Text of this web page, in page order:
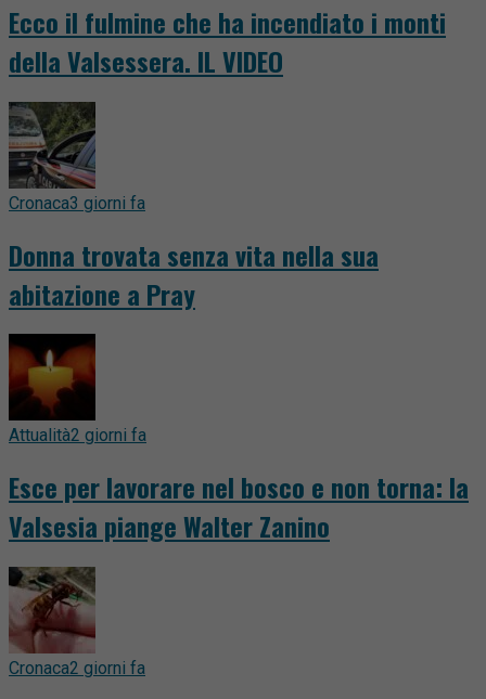
Ecco il fulmine che ha incendiato i monti
della Valsessera. IL VIDEO
Cronaca3 giorni fa
Donna trovata senza vita nella sua
abitazione a Pray
Attualità2 giorni fa
Esce per lavorare nel bosco e non torna: la
Valsesia piange Walter Zanino
Cronaca2 giorni fa